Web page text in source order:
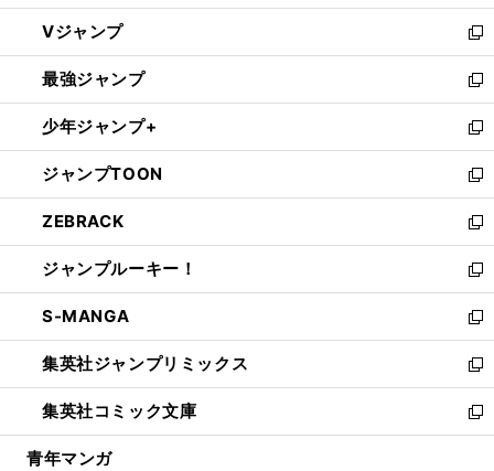
ウ
ィ
ン
ド
ウ
で
開
く
し
い
ウ
ィ
ン
ド
ウ
で
開
く
Vジャンプ
新
し
い
ウ
ィ
ン
ド
ウ
で
開
く
最強ジャンプ
新
し
い
ウ
ィ
ン
ド
ウ
で
開
く
少年ジャンプ+
新
し
い
ウ
ィ
ン
ド
ウ
で
開
く
ジャンプTOON
新
し
い
ウ
ィ
ン
ド
ウ
で
開
く
ZEBRACK
新
し
い
ウ
ィ
ン
ド
ウ
で
開
ジャンプルーキー！
新
し
い
ウ
ィ
ン
ド
ウ
S-MANGA
新
し
い
ウ
ィ
ン
集英社ジャンプリミックス
新
し
い
ウ
集英社コミック文庫
新
し
青年マンガ